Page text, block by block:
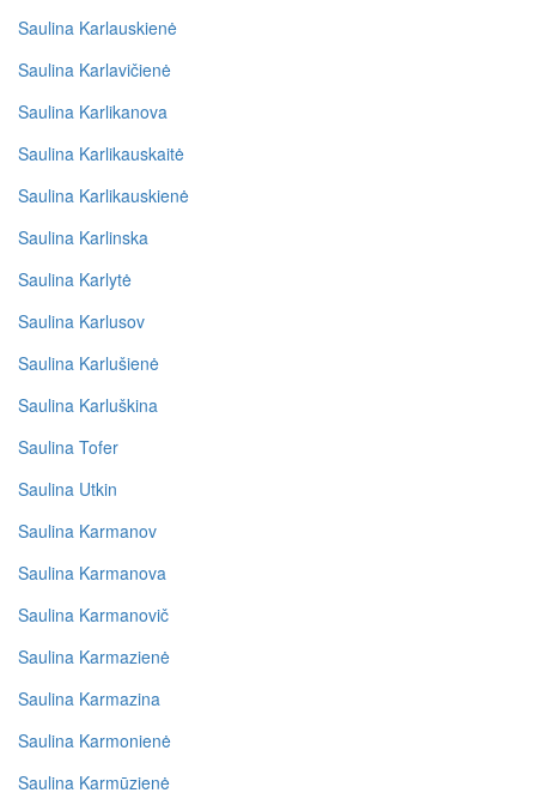
Saulina Karlauskienė
Saulina Karlavičienė
Saulina Karlikanova
Saulina Karlikauskaitė
Saulina Karlikauskienė
Saulina Karlinska
Saulina Karlytė
Saulina Karlusov
Saulina Karlušienė
Saulina Karluškina
Saulina Tofer
Saulina Utkin
Saulina Karmanov
Saulina Karmanova
Saulina Karmanovič
Saulina Karmazienė
Saulina Karmazina
Saulina Karmonienė
Saulina Karmūzienė